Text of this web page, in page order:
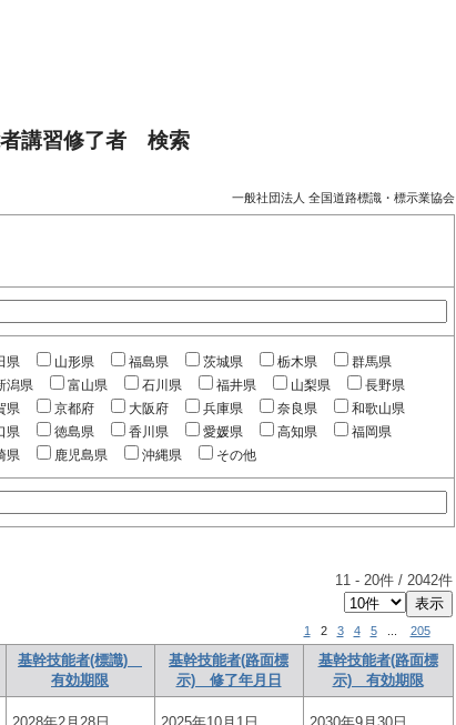
者講習修了者 検索
一般社団法人 全国道路標識・標示業協会
県 山形県 福島県 茨城県 栃木県
群馬県
潟県 富山県 石川県 福井県 山梨県
長野県
県 京都府 大阪府 兵庫県 奈良県
和歌山県
県 徳島県 香川県 愛媛県 高知県
福岡県
県 鹿児島県 沖縄県 その他
11- 20件 / 2042件
1 2 3 4 5 205
基幹技能者(標識)
有効期限
基幹技能者(路面標
示) 修了年月日
基幹技能者(路面標
示) 有効期限